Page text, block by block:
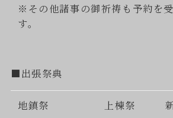
※その他諸事の御祈祷も予約を
す。
■出張祭典
地鎮祭 上棟祭